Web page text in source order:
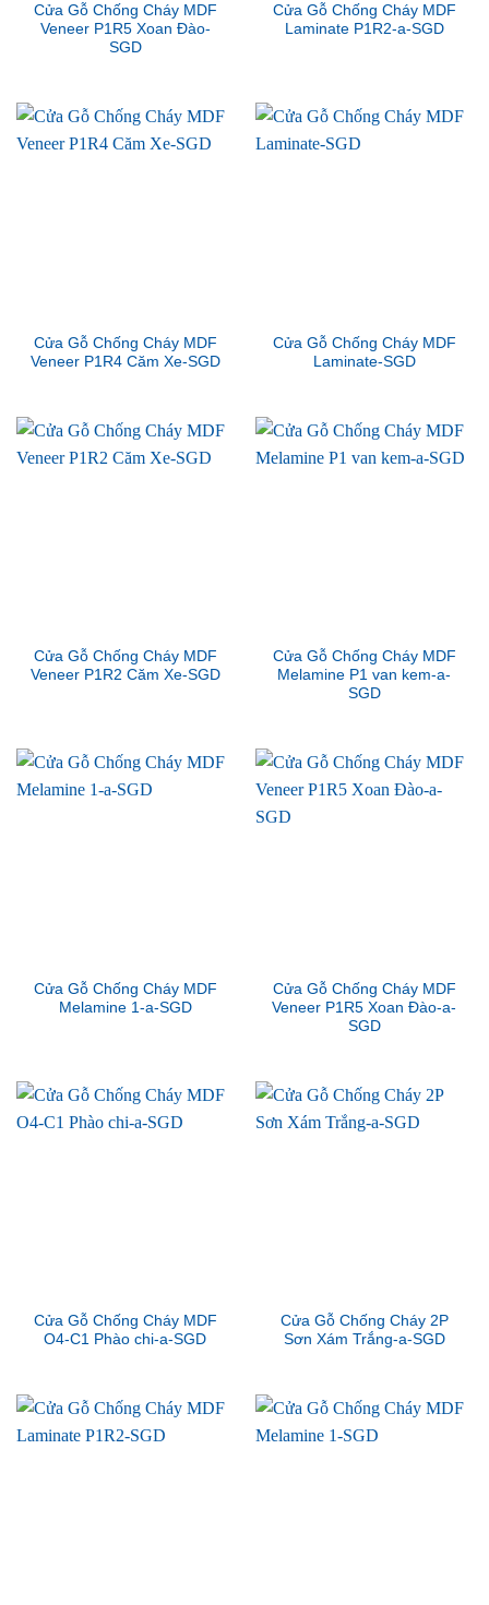
Cửa Gỗ Chống Cháy MDF
Veneer P1R5 Xoan Đào-
SGD
Cửa Gỗ Chống Cháy MDF
Laminate P1R2-a-SGD
Cửa Gỗ Chống Cháy MDF
Veneer P1R4 Căm Xe-SGD
Cửa Gỗ Chống Cháy MDF
Laminate-SGD
Cửa Gỗ Chống Cháy MDF
Veneer P1R2 Căm Xe-SGD
Cửa Gỗ Chống Cháy MDF
Melamine P1 van kem-a-
SGD
Cửa Gỗ Chống Cháy MDF
Melamine 1-a-SGD
Cửa Gỗ Chống Cháy MDF
Veneer P1R5 Xoan Đào-a-
SGD
Cửa Gỗ Chống Cháy MDF
O4-C1 Phào chi-a-SGD
Cửa Gỗ Chống Cháy 2P
Sơn Xám Trắng-a-SGD